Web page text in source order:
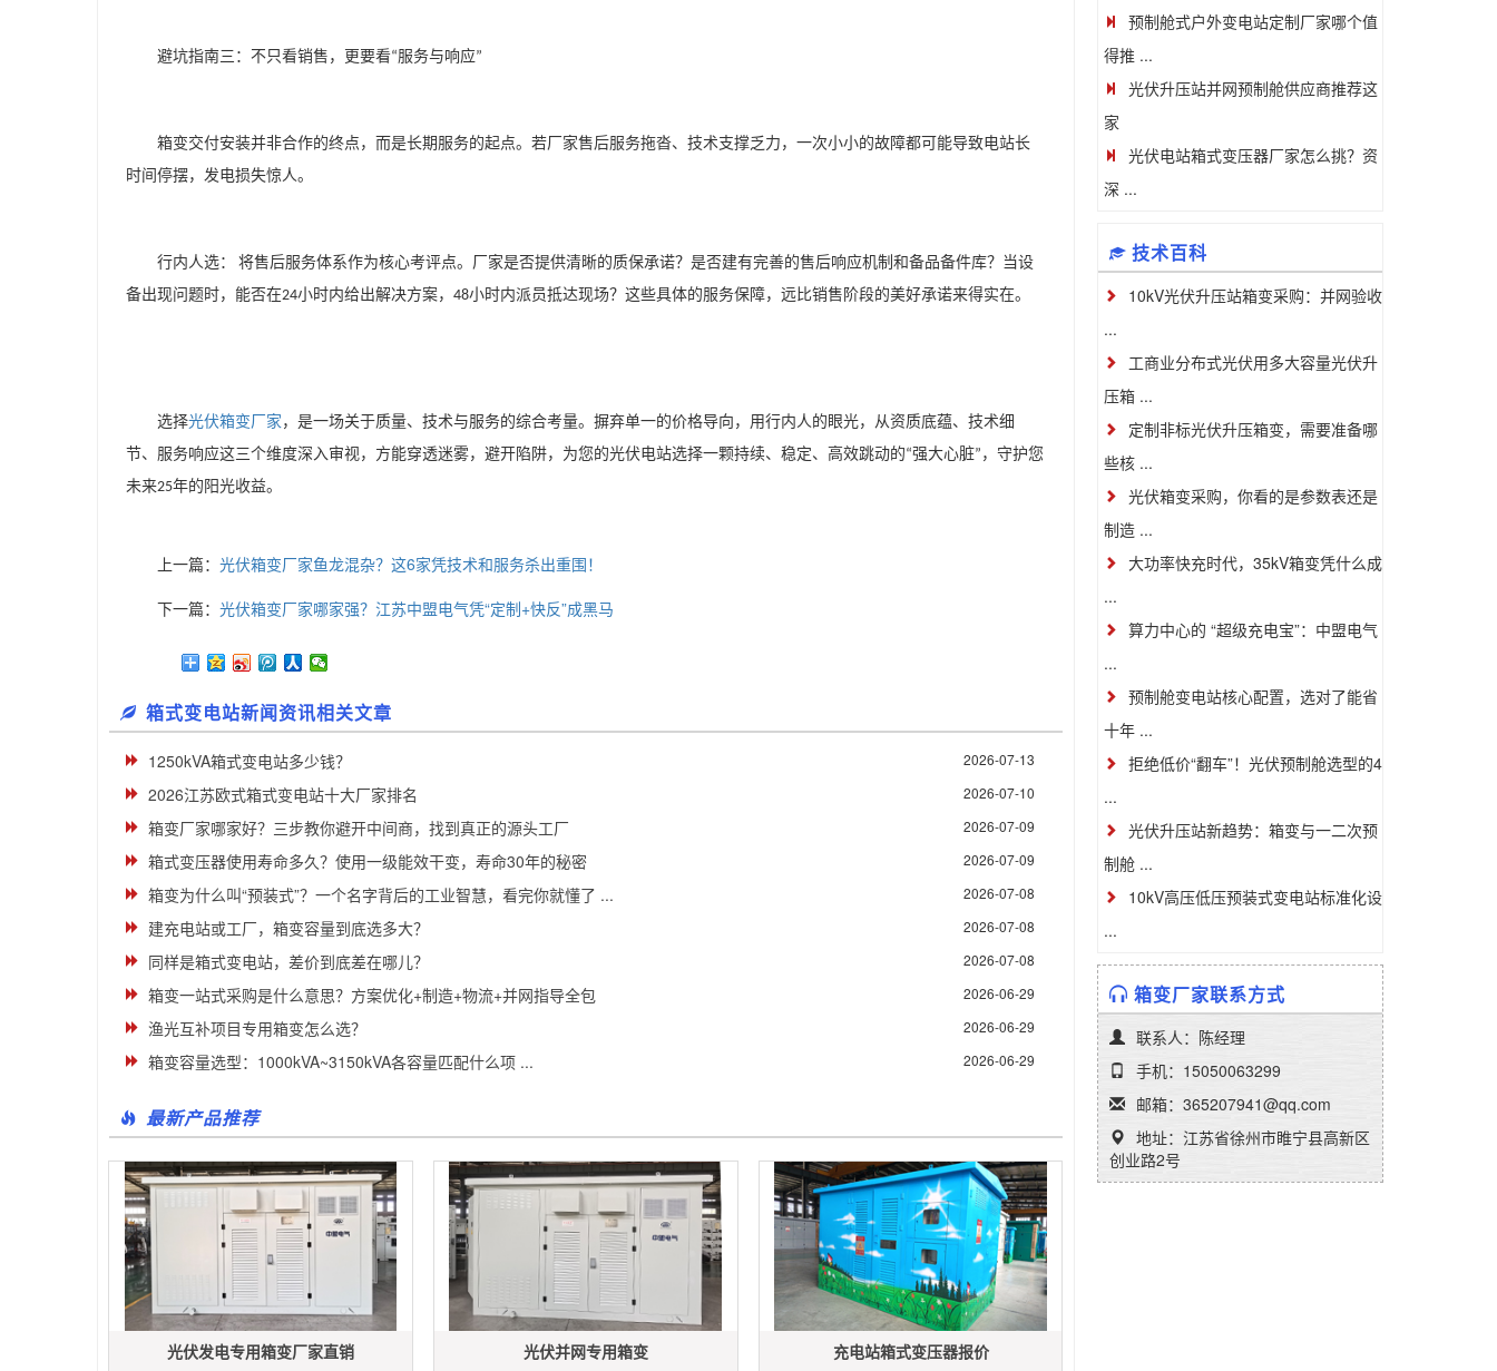
避坑指南三：不只看销售，更要看“服务与响应”
箱变交付安装并非合作的终点，而是长期服务的起点。若厂家售后服务拖沓、技术支撑乏力，一次小小的故障都可能导致电站长
时间停摆，发电损失惊人。
行内人选：
将售后服务体系作为核心考评点。厂家是否提供清晰的质保承诺？是否建有完善的售后响应机制和备品备件库？当设
备出现问题时，能否在24小时内给出解决方案， 48小时内派员抵达现场？这些具体的服务保障，远比销售阶段的美好承诺来得实在。
选择光伏箱变厂家 ，是一场关于质量、技术与服务的综合考量。摒弃单一的价格导向，用行内人的眼光，从资质底蕴、技术细
节、服务响应这三个维度深入审视，方能穿透迷雾，避开陷阱，为您的光伏电站选择一颗持续、稳定、高效跳动的“强大心脏” ，守护您
未来25年的阳光收益。
上一篇： 光伏箱变厂家鱼龙混杂？这6家凭技术和服务杀出重围！
下一篇： 光伏箱变厂家哪家强？江苏中盟电气凭“定制+快反”成黑马
箱式变电站新闻资讯相关文章
1250kVA箱式变电站多少钱？ 2026-07-13
2026江苏欧式箱式变电站十大厂家排名 2026-07-10
箱变厂家哪家好？三步教你避开中间商，找到真正的源头工厂 2026-07-09
箱式变压器使用寿命多久？使用一级能效干变，寿命30年的秘密 2026-07-09
箱变为什么叫“预装式”？一个名字背后的工业智慧，看完你就懂了 ... 2026-07-08
建充电站或工厂，箱变容量到底选多大？ 2026-07-08
同样是箱式变电站，差价到底差在哪儿？ 2026-07-08
箱变一站式采购是什么意思？方案优化+制造+物流+并网指导全包 2026-06-29
渔光互补项目专用箱变怎么选？ 2026-06-29
箱变容量选型：1000kVA~3150kVA各容量匹配什么项 ... 2026-06-29
最新产品推荐
光伏发电专用箱变厂家直销 光伏并网专用箱变 充电站箱式变压器报价
预制舱式户外变电站定制厂家哪个值
得推 ...
光伏升压站并网预制舱供应商推荐这
家
光伏电站箱式变压器厂家怎么挑？资
深 ...
技术百科
10kV光伏升压站箱变采购：并网验收
...
工商业分布式光伏用多大容量光伏升
压箱 ...
定制非标光伏升压箱变，需要准备哪
些核 ...
光伏箱变采购，你看的是参数表还是
制造 ...
大功率快充时代，35kV箱变凭什么成
...
算力中心的 “超级充电宝”：中盟电气
...
预制舱变电站核心配置，选对了能省
十年 ...
拒绝低价“翻车”！光伏预制舱选型的4
...
光伏升压站新趋势：箱变与一二次预
制舱 ...
10kV高压低压预装式变电站标准化设
...
箱变厂家联系方式
联系人：陈经理
手机：15050063299
邮箱：365207941@qq.com
地址：江苏省徐州市睢宁县高新区
创业路2号